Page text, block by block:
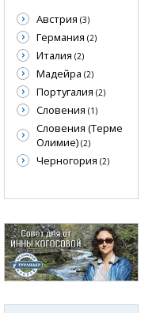
Австрия (3)
Германия (2)
Италия (2)
Мадейра (2)
Португалия (2)
Словения (1)
Словения (Терме
Олимие) (2)
Черногория (2)